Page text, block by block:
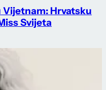
Vijetnam: Hrvatsku
Svijeta